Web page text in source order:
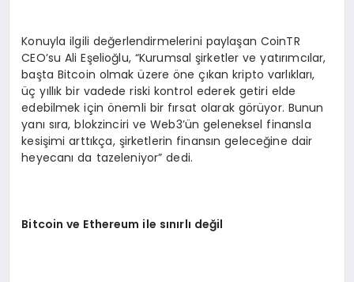
Konuyla ilgili değerlendirmelerini paylaşan CoinTR
CEO’su Ali Eşelioğlu, “Kurumsal şirketler ve yatırımcılar,
başta Bitcoin olmak üzere öne çıkan kripto varlıkları,
üç yıllık bir vadede riski kontrol ederek getiri elde
edebilmek için önemli bir fırsat olarak görüyor. Bunun
yanı sıra, blokzinciri ve Web3’ün geleneksel finansla
kesişimi arttıkça, şirketlerin finansın geleceğine dair
heyecanı da tazeleniyor” dedi.
Bitcoin ve Ethereum ile sınırlı değil